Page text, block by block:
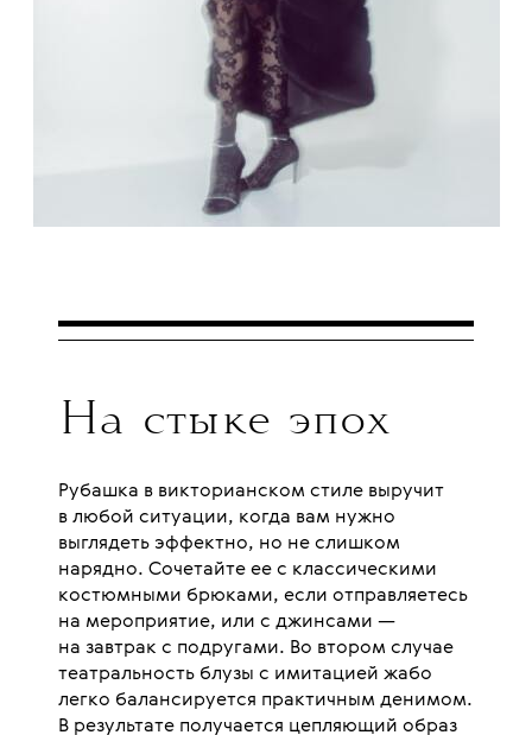
На стыке эпох
Рубашка в викторианском стиле выручит
в любой ситуации, когда вам нужно
выглядеть эффектно, но не слишком
нарядно. Сочетайте ее с классическими
костюмными брюками, если отправляетесь
на мероприятие, или с джинсами —
на завтрак с подругами. Во втором случае
театральность блузы с имитацией жабо
легко балансируется практичным денимом.
В результате получается цепляющий образ